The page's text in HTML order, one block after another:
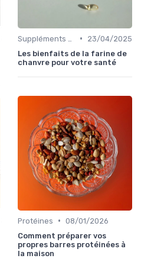
•
23/04/2025
Les bienfaits de la farine de
chanvre pour votre santé
Protéines • 08/01/2026
Comment préparer vos
propres barres protéinées à
la maison